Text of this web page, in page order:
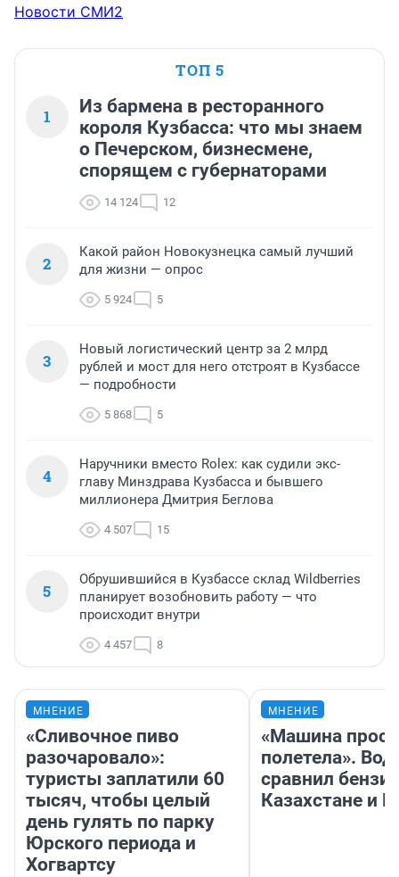
Новости СМИ2
ТОП 5
1
Из бармена в ресторанного
короля Кузбасса: что мы знаем
о Печерском, бизнесмене,
спорящем с губернаторами
14 124 12
2
Какой район Новокузнецка самый лучший
для жизни — опрос
5 924 5
3
Новый логистический центр за 2 млрд
рублей и мост для него отстроят в Кузбассе
— подробности
5 868 5
4
Наручники вместо Rolex: как судили экс-
главу Минздрава Кузбасса и бывшего
миллионера Дмитрия Беглова
4 507 15
5
Обрушившийся в Кузбассе склад Wildberries
планирует возобновить работу — что
происходит внутри
4 457 8
МНЕНИЕ
«Сливочное пиво
разочаровало»:
туристы заплатили 60
тысяч, чтобы целый
день гулять по парку
Юрского периода и
Хогвартсу
МНЕНИЕ
«Машина
полетела».
сравнил
Казахстане и